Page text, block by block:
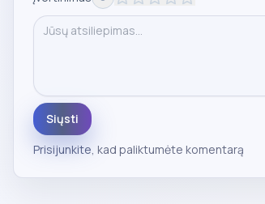
Siųsti
Prisijunkite, kad paliktumėte komentarą